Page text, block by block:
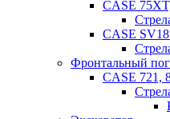
CASE
CASE
Фронтальный
CASE 721,